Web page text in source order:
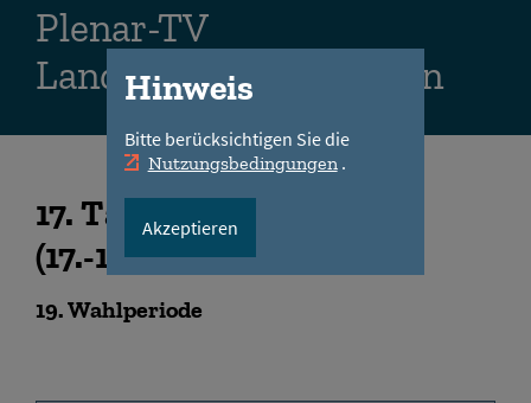
Plenar-TV
Landtag Niedersachsen
17. Tagungsabschnitt
(17.-19.06.2024
19. Wahlperiode
Hinweis
Bitte berücksichtigen Sie die
Nutzungsbedingungen .
Akzeptieren